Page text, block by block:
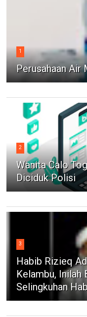
1
Perusahaan Air
2
Wanita Calo
Diciduk Polisi
3
Habib Rizieq
Kelambu,
Selingkuhan